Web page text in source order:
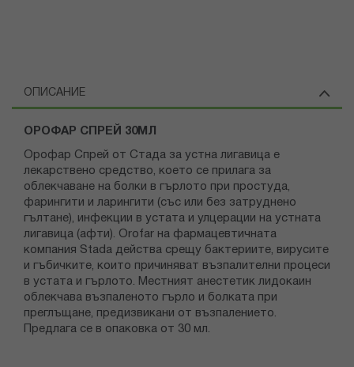
ОПИСАНИЕ
ОРОФАР СПРЕЙ 30МЛ
Орофар Спрей от Стада за устна лигавица е
лекарствено средство, което се прилага за
облекчаване на болки в гърлото при простуда,
фарингити и ларингити (със или без затруднено
гълтане), инфекции в устата и улцерации на устната
лигавица (афти). Orofar на фармацевтичната
компания Stada действа срещу бактериите, вирусите
и гъбичките, които причиняват възпалителни процеси
в устата и гърлото. Местният анестетик лидокаин
облекчава възпаленото гърло и болката при
преглъщане, предизвикани от възпалението.
Предлага се в опаковка от 30 мл.